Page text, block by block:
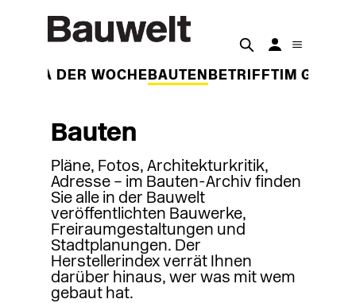
THEMA DER WOCHE BAUTEN BETRIFFT IM
Bauten
Pläne, Fotos, Architekturkritik,
Adresse – im Bauten-Archiv finden
Sie alle in der Bauwelt
veröffentlichten Bauwerke,
Freiraumgestaltungen und
Stadtplanungen. Der
Herstellerindex verrät Ihnen
darüber hinaus, wer was mit wem
gebaut hat.